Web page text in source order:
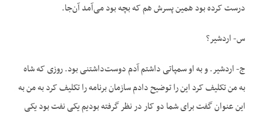
درست کرده بود همین پسرش هم که بچه بود می‌آمد آن‌جا.
س- اردشیر؟
ج- اردشیر. و به او سمپاتی داشتم آدم دوست‌داشتنی بود. روزی که شاه
به من تکلیف کرد این را توضیح دادم سازمان برنامه را تکلیف کرد به من به
این عنوان گفت برای شما دو کار در نظر گرفته بودیم یکی نفت بود یکی